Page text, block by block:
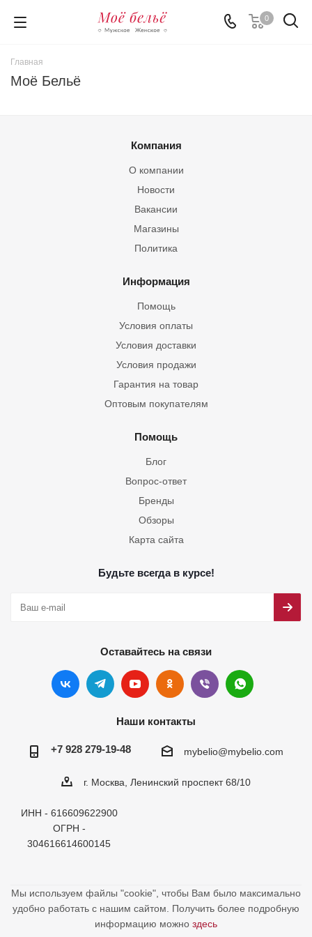
0
Главная
Моё Бельё
Компания
О компании
Новости
Вакансии
Магазины
Политика
Информация
Помощь
Условия оплаты
Условия доставки
Условия продажи
Гарантия на товар
Оптовым покупателям
Помощь
Блог
Вопрос-ответ
Бренды
Обзоры
Карта сайта
Будьте всегда в курсе!
Оставайтесь на связи
Наши контакты
+7 928 279-19-48 mybelio@mybelio.com
г. Москва, Ленинский проспект 68/10
ИНН - 616609622900
ОГРН -
304616614600145
Мы используем файлы "cookie", чтобы Вам было максимально
удобно работать с нашим сайтом. Получить более подробную
информацию можно здесь